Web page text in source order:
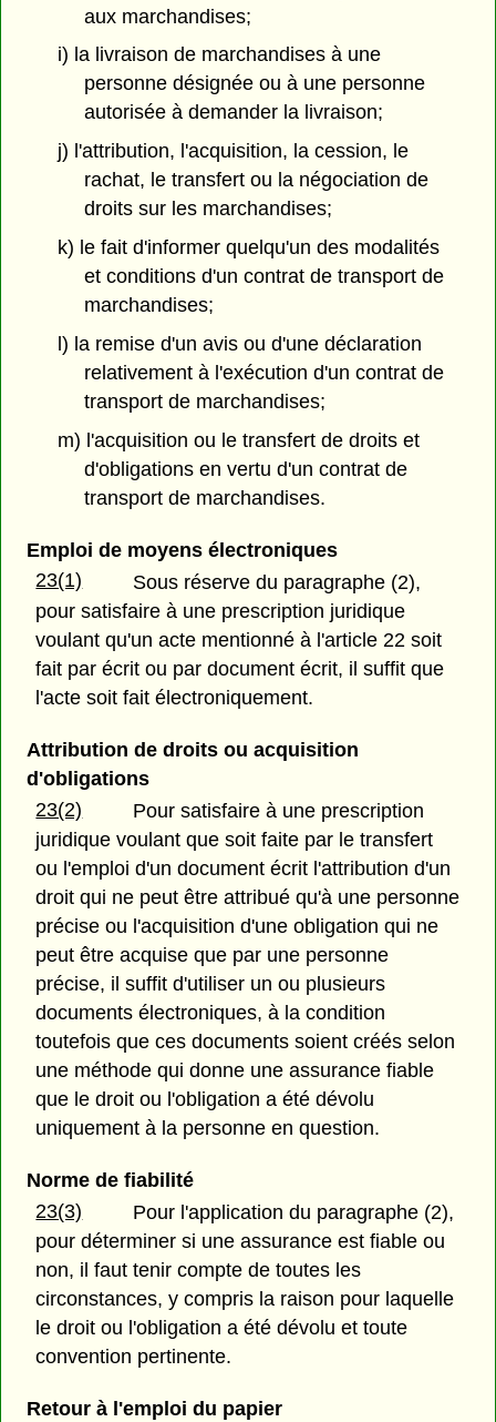
aux marchandises;
i) la livraison de marchandises à une
personne désignée ou à une personne
autorisée à demander la livraison;
j) l'attribution, l'acquisition, la cession, le
rachat, le transfert ou la négociation de
droits sur les marchandises;
k) le fait d'informer quelqu'un des modalités
et conditions d'un contrat de transport de
marchandises;
l) la remise d'un avis ou d'une déclaration
relativement à l'exécution d'un contrat de
transport de marchandises;
m) l'acquisition ou le transfert de droits et
d'obligations en vertu d'un contrat de
transport de marchandises.
Emploi de moyens électroniques
23(1)
Sous réserve du paragraphe (2),
pour satisfaire à une prescription juridique
voulant qu'un acte mentionné à l'article 22 soit
fait par écrit ou par document écrit, il suffit que
l'acte soit fait électroniquement.
Attribution de droits ou acquisition
d'obligations
23(2)
Pour satisfaire à une prescription
juridique voulant que soit faite par le transfert
ou l'emploi d'un document écrit l'attribution d'un
droit qui ne peut être attribué qu'à une personne
précise ou l'acquisition d'une obligation qui ne
peut être acquise que par une personne
précise, il suffit d'utiliser un ou plusieurs
documents électroniques, à la condition
toutefois que ces documents soient créés selon
une méthode qui donne une assurance fiable
que le droit ou l'obligation a été dévolu
uniquement à la personne en question.
Norme de fiabilité
23(3)
Pour l'application du paragraphe (2),
pour déterminer si une assurance est fiable ou
non, il faut tenir compte de toutes les
circonstances, y compris la raison pour laquelle
le droit ou l'obligation a été dévolu et toute
convention pertinente.
Retour à l'emploi du papier